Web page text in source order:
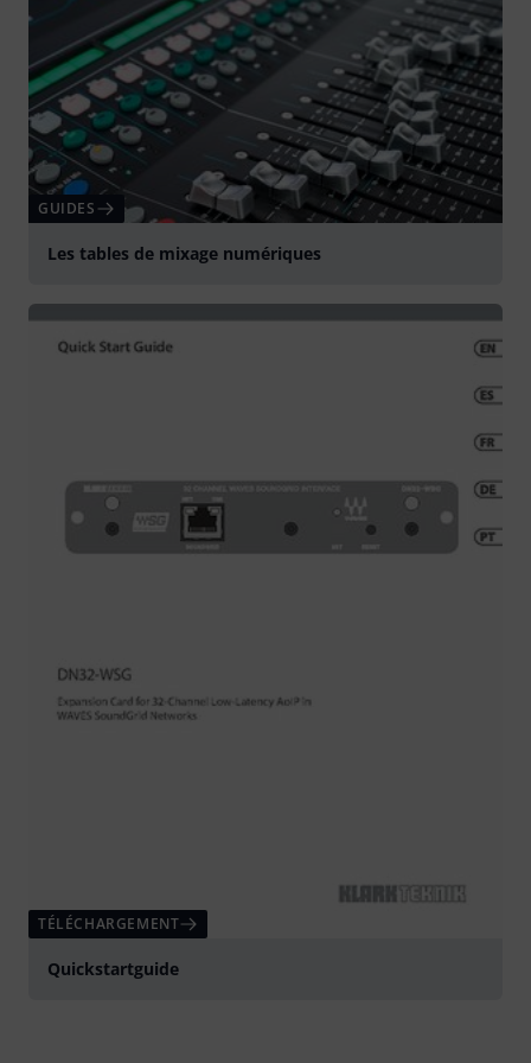
GUIDES
Les tables de mixage numériques
TÉLÉCHARGEMENT
Quickstartguide